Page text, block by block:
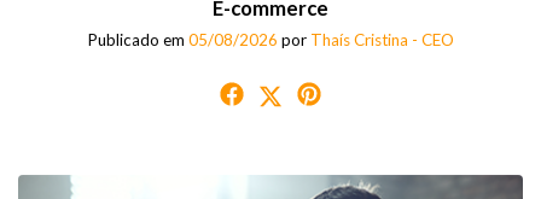
E-commerce
Publicado em 05/08/2026 por Thaís Cristina - CEO